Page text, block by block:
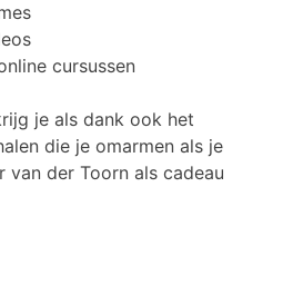
cursussen
je als dank ook het
die je omarmen als je
van der Toorn als cadeau